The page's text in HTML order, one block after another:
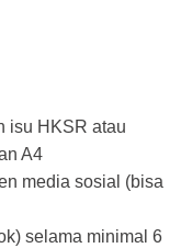
isu HKSR atau
A4
media sosial (bisa
selama minimal 6